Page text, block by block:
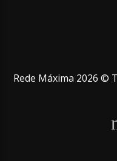
Rede Máxima 2026 ©